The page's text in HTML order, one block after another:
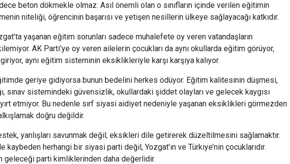
beton dökmekle olmaz. Asıl önemli olan o sınıfların içinde verilen eğitimin
niteliği, öğrencinin başarısı ve yetişen nesillerin ülkeye sağlayacağı katkıdır.
yaşanan eğitim sorunları sadece muhalefete oy veren vatandaşların
AK Parti’ye oy veren ailelerin çocukları da aynı okullarda eğitim görüyor,
giriyor, aynı eğitim sisteminin eksiklikleriyle karşı karşıya kalıyor.
geriye gidiyorsa bunun bedelini herkes ödüyor. Eğitim kalitesinin düşmesi,
sınav sistemindeki güvensizlik, okullardaki şiddet olayları ve gelecek kaygısı
etmiyor. Bu nedenle sırf siyasi aidiyet nedeniyle yaşanan eksiklikleri görmezden
doğru değildir.
yanlışları savunmak değil; eksikleri dile getirerek düzeltilmesini sağlamaktır.
kaybeden herhangi bir siyasi parti değil, Yozgat’ın ve Türkiye’nin çocuklarıdır.
geleceği parti kimliklerinden daha değerlidir.